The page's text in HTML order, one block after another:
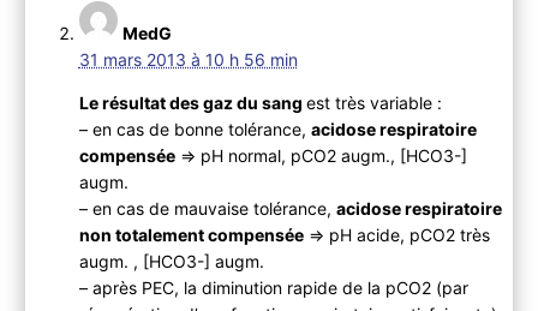
MedG
31 mars 2013 à 10 h 56 min
Le résultat des gaz du sang est très variable :
– en cas de bonne tolérance, acidose respiratoire
compensée=> pH normal, pCO2 augm., [HCO3-]
augm.
– en cas de mauvaise tolérance, acidose respiratoire
non totalement compensée=> pH acide, pCO2 très
augm. , [HCO3-] augm.
– après PEC, la diminution rapide de la pCO2 (par